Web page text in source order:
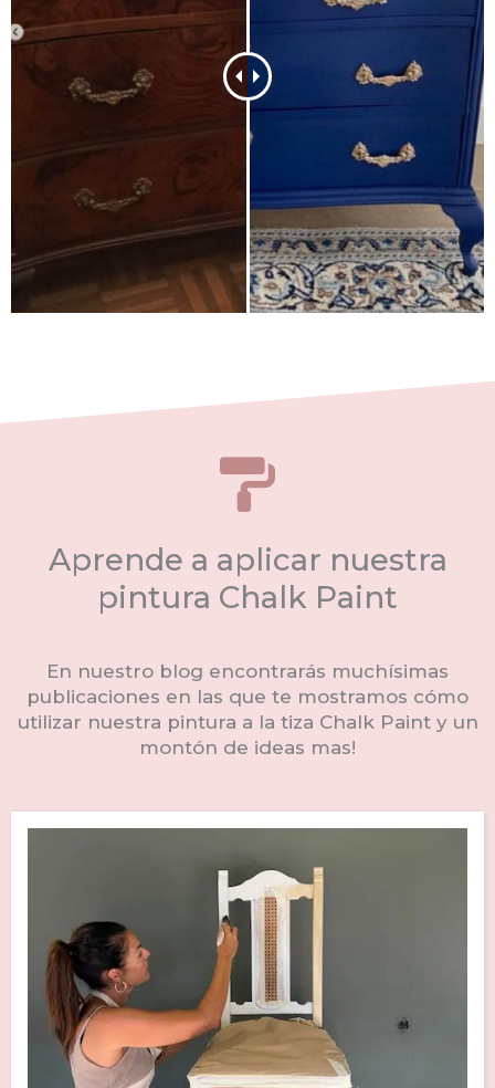
Aprende a aplicar nuestra
pintura Chalk Paint
En nuestro blog encontrarás muchísimas
publicaciones en las que te mostramos cómo
utilizar nuestra pintura a la tiza Chalk Paint y un
montón de ideas mas!